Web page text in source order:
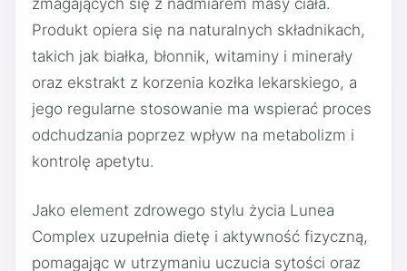
Produkt opiera się na naturalnych składnikach,
takich jak białka, błonnik, witaminy i minerały
oraz ekstrakt z korzenia kozłka lekarskiego, a
jego regularne stosowanie ma wspierać proces
odchudzania poprzez wpływ na metabolizm i
kontrolę apetytu.
Jako element zdrowego stylu życia Lunea
Complex uzupełnia dietę i aktywność fizyczną,
pomagając w utrzymaniu uczucia sytości oraz